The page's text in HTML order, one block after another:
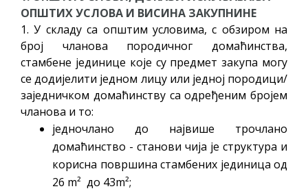
ОПШТИХ УСЛОВА И ВИСИНА ЗАКУПНИНЕ
1. У складу са општим условима, с обзиром на
број чланова породичног домаћинства,
стамбене јединице које су предмет закупа могу
се додијелити једном лицу или једној породици/
заједничком домаћинству са одређеним бројем
чланова и то:
једночлано до највише трочлано
домаћинство - станови чија је структура и
корисна површина стамбених јединица од
26 m² до 43m²;